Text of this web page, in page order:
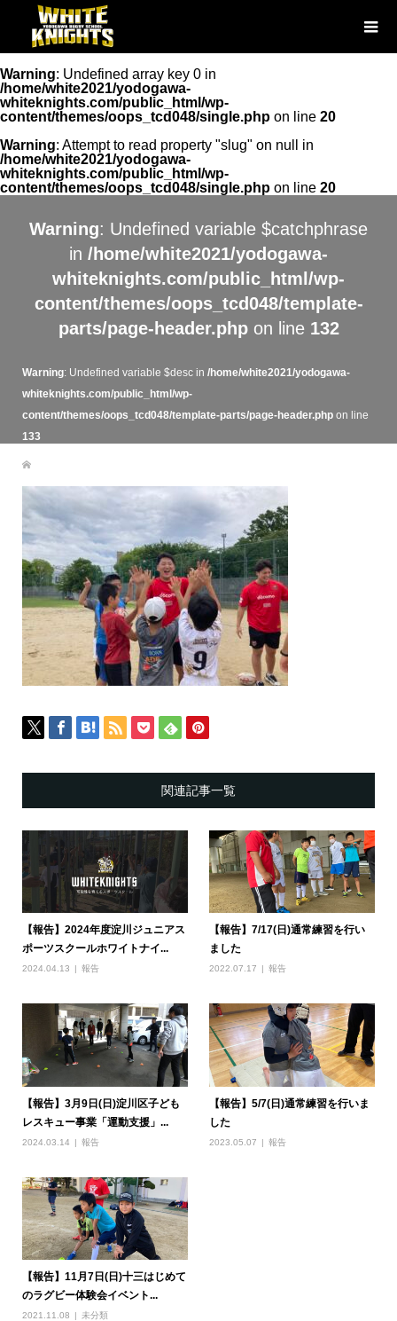
Warning: Undefined array key 0 in
/home/white2021/yodogawa-
whiteknights.com/public_html/wp-
content/themes/oops_tcd048/single.php on line 20
Warning: Attempt to read property "slug" on null in
/home/white2021/yodogawa-
whiteknights.com/public_html/wp-
content/themes/oops_tcd048/single.php on line 20
Warning: Undefined variable $catchphrase
in /home/white2021/yodogawa-
whiteknights.com/public_html/wp-
content/themes/oops_tcd048/template-
parts/page-header.phpon line 132
Warning: Undefined variable $desc in /home/white2021/yodogawa-
whiteknights.com/public_html/wp-
content/themes/oops_tcd048/template-parts/page-header.phpon line
133
関連記事一覧
【報告】2024年度淀川ジュニアス
ポーツスクールホワイトナイ...
2024.04.13 報告
【報告】7/17(日)通常練習を行い
ました
2022.07.17 報告
【報告】3月9日(日)淀川区子ども
レスキュー事業「運動支援」...
2024.03.14 報告
【報告】5/7(日)通常練習を行いま
した
2023.05.07 報告
【報告】11月7日(日)十三はじめて
のラグビー体験会イベント...
2021.11.08 未分類